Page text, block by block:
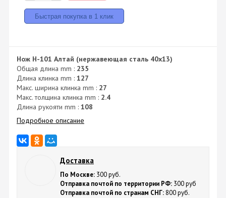
Нож H-101 Алтай (нержавеющая сталь 40х13)
Общая длина mm : 235
Длина клинка mm : 127
Макс. ширина клинка mm : 27
Макс. толщина клинка mm : 2.4
Длина рукояти mm : 108
Подробное описание
Доставка
По Москве: 300 руб.
Отправка почтой по территории РФ: 300 руб
Отправка почтой по странам СНГ: 800 руб.